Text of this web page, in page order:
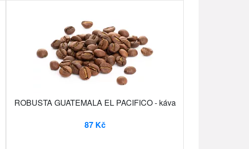
ROBUSTA GUATEMALA EL PACIFICO - káva
87 Kč